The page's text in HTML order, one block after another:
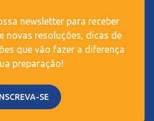
newsletter para receber
novas resoluções, dicas de
que vão fazer a diferença
preparação!
SE